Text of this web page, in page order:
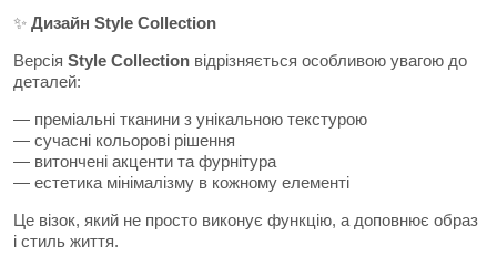
✨ Дизайн Style Collection
Версія Style Collection відрізняється особливою увагою до
деталей:
— преміальні тканини з унікальною текстурою
— сучасні кольорові рішення
— витончені акценти та фурнітура
— естетика мінімалізму в кожному елементі
Це візок, який не просто виконує функцію, а доповнює образ
і стиль життя.